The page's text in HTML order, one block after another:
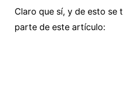
Claro que sí, y de esto se
parte de este artículo: